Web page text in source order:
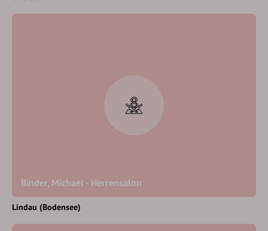
Binder, Michael - Herrensalon
Lindau (Bodensee)